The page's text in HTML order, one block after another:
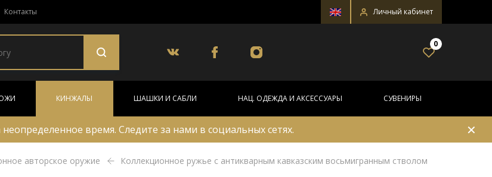
Контакты Личный кабинет
0
КИНЖАЛЫ ШАШКИ И САБЛИ НАЦ. ОДЕЖДА И АКСЕССУАРЫ СУВЕНИРЫ
время. Следите за нами в социальных сетях. ✕
авторское оружие Коллекционное ружье с антикварным кавказским восьмигранным стволом